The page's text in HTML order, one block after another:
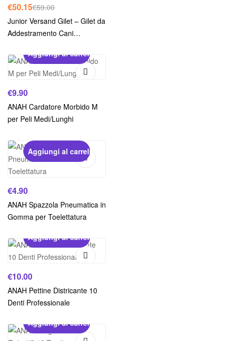
€59.00
€50.15
Junior Versand Gilet – Gilet da
Addestramento Cani
Aggiungi al carrello
€9.90
ANAH Cardatore Morbido M
per Peli Medi/Lunghi
Aggiungi al carrello
€4.90
ANAH Spazzola Pneumatica in
Gomma per Toelettatura
Aggiungi al carrello
€10.00
ANAH Pettine Districante 10
Denti Professionale
Aggiungi al carrello